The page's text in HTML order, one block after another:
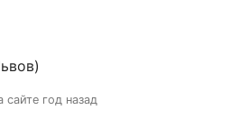
сайте год назад